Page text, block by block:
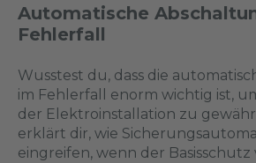
Automatische
Fehlerfall
Wusstest du, dass die
im Fehlerfall enorm wichtig ist,
der Elektroinstallation zu
erklärt dir, wie
eingreifen, wenn der Basisschutz